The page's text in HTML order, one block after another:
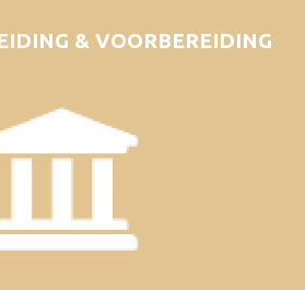
& VOORBEREIDING